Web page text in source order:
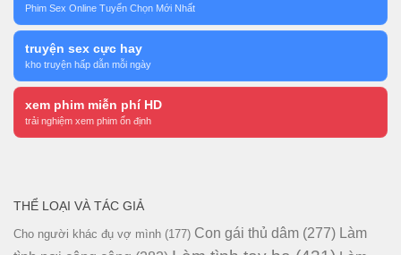
Phim Sex Online Tuyển Chọn Mới Nhất
truyện sex cực hay
kho truyện hấp dẫn mỗi ngày
xem phim miễn phí HD
trải nghiệm xem phim ổn định
THỂ LOẠI VÀ TÁC GIẢ
Cho người khác đụ vợ mình (177) Con gái thủ dâm (277) Làm